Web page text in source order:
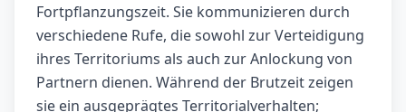
Fortpflanzungszeit. Sie kommunizieren durch
verschiedene Rufe, die sowohl zur Verteidigung
ihres Territoriums als auch zur Anlockung von
Partnern dienen. Während der Brutzeit zeigen
sie ein ausgeprägtes Territorialverhalten;